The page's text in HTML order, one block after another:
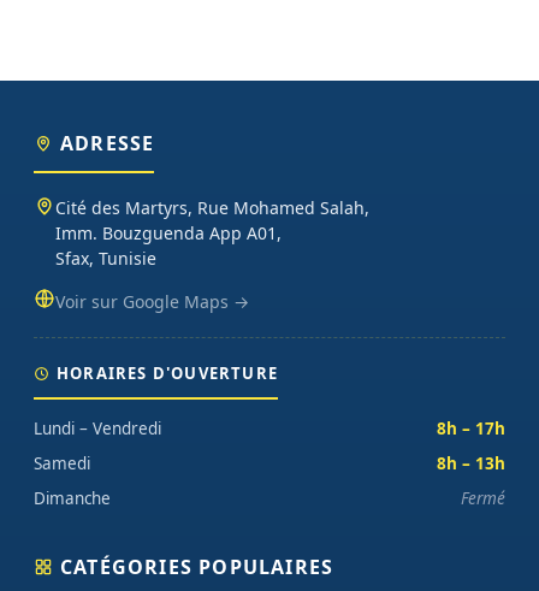
ADRESSE
Cité des Martyrs, Rue Mohamed Salah,
Imm. Bouzguenda App A01,
Sfax, Tunisie
Voir sur Google Maps →
HORAIRES D'OUVERTURE
Lundi – Vendredi
8h – 17h
Samedi
8h – 13h
Dimanche
Fermé
CATÉGORIES POPULAIRES